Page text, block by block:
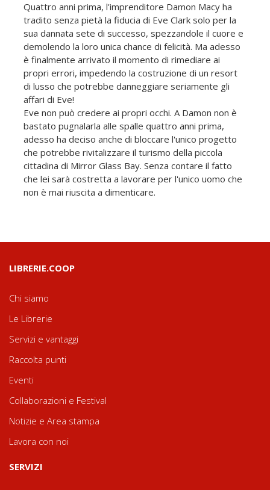
Quattro anni prima, l'imprenditore Damon Macy ha
tradito senza pietà la fiducia di Eve Clark solo per la
sua dannata sete di successo, spezzandole il cuore e
demolendo la loro unica chance di felicità. Ma adesso
è finalmente arrivato il momento di rimediare ai
propri errori, impedendo la costruzione di un resort
di lusso che potrebbe danneggiare seriamente gli
affari di Eve!
Eve non può credere ai propri occhi. A Damon non è
bastato pugnalarla alle spalle quattro anni prima,
adesso ha deciso anche di bloccare l'unico progetto
che potrebbe rivitalizzare il turismo della piccola
cittadina di Mirror Glass Bay. Senza contare il fatto
che lei sarà costretta a lavorare per l'unico uomo che
non è mai riuscita a dimenticare.
LIBRERIE.COOP
Chi siamo
Le Librerie
Servizi e vantaggi
Raccolta punti
Eventi
Collaborazioni e Festival
Notizie e Area stampa
Lavora con noi
SERVIZI